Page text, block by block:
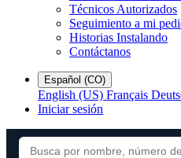
Técnicos Autorizados
Seguimiento a mi
Historias Instalando
Contáctanos
Español (CO)
English (US) Français
Iniciar sesión